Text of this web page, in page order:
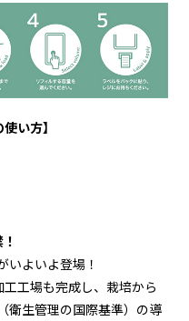
い方】
いよいよ登場！
工場も完成し、栽培から
衛生管理の国際基準）の導